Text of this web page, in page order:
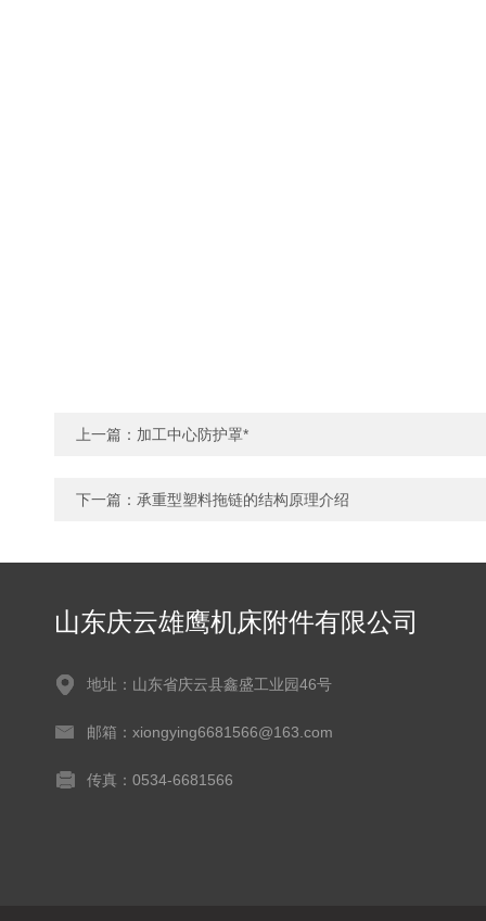
上一篇： 加工中心防护罩*
下一篇： 承重型塑料拖链的结构原理介绍
山东庆云雄鹰机床附件有限公司
地址：山东省庆云县鑫盛工业园46号
邮箱：xiongying6681566@163.com
传真：0534-6681566